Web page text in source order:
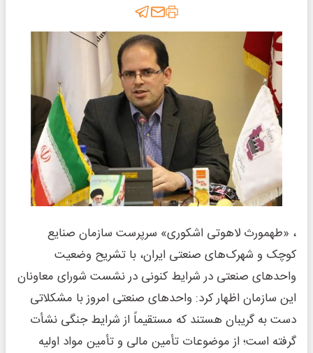
، «طهمورث لاهوتی اشکوری» سرپرست سازمان صنایع
کوچک و شهرک‌های صنعتی ایران، با تشریح وضعیت
واحدهای صنعتی در شرایط کنونی در نشست شورای معاونان
این سازمان اظهار کرد: واحدهای صنعتی امروز با مشکلاتی
دست ‌به ‌گریبان هستند که مستقیماً از شرایط جنگی نشأت
گرفته است؛ از موضوعات تأمین مالی و تأمین مواد اولیه